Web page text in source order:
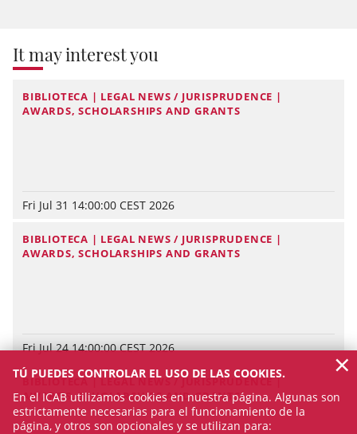
It may interest you
BIBLIOTECA | LEGAL NEWS / JURISPRUDENCE |
AWARDS, SCHOLARSHIPS AND GRANTS
Fri Jul 31 14:00:00 CEST 2026
BIBLIOTECA | LEGAL NEWS / JURISPRUDENCE |
AWARDS, SCHOLARSHIPS AND GRANTS
Fri Jul 24 14:00:00 CEST 2026
BIBLIOTECA | LEGAL NEWS / JURISPRUDENCE |
AWARDS, SCHOLARSHIPS AND GRANTS
TÚ PUEDES CONTROLAR EL USO DE LAS COOKIES.
En el ICAB utilizamos cookies en nuestra página. Algunas son
estrictamente necesarias para el funcionamiento de la
página, y otros son opcionales y se utilizan para:
×